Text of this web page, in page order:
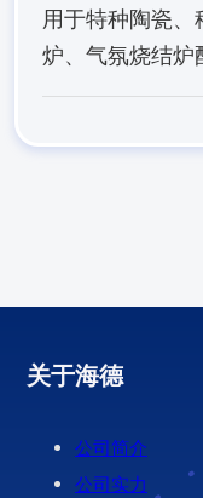
用于特种陶瓷
炉、气氛烧结炉
关于海德
公司简介
公司实力